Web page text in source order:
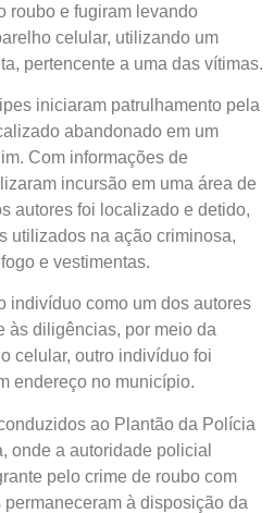
roubo e fugiram levando
celular, utilizando um
pertencente a uma das vítimas.
iniciaram patrulhamento pela
abandonado em um
Com informações de
incursão em uma área de
autores foi localizado e detido,
utilizados na ação criminosa,
e vestimentas.
indivíduo como um dos autores
às diligências, por meio da
celular, outro indivíduo foi
endereço no município.
ao Plantão da Polícia
onde a autoridade policial
pelo crime de roubo com
à disposição da